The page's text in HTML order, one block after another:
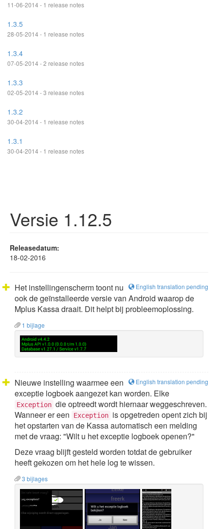
11-06-2014 - 1 release notes
1.3.5
28-05-2014 - 1 release notes
1.3.4
07-05-2014 - 2 release notes
1.3.3
02-05-2014 - 3 release notes
1.3.2
30-04-2014 - 1 release notes
1.3.1
30-04-2014 - 1 release notes
Versie 1.12.5
Releasedatum:
18-02-2016
English translation pending
Het instellingenscherm toont nu
ook de geïnstalleerde versie van Android waarop de
Mplus Kassa draait. Dit helpt bij probleemoplossing.
1 bijlage
English translation pending
Nieuwe instelling waarmee een
exceptie logboek aangezet kan worden. Elke
Exception die optreedt wordt hiernaar weggeschreven.
Wanneer er een
Exception is opgetreden opent zich bij
het opstarten van de Kassa automatisch een melding
met de vraag: "Wilt u het exceptie logboek openen?"
Deze vraag blijft gesteld worden totdat de gebruiker
heeft gekozen om het hele log te wissen.
3 bijlages